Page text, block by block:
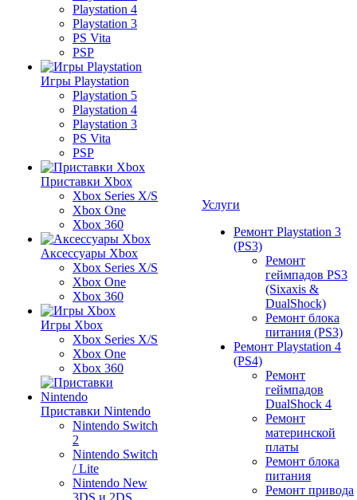
Playstation 4
Playstation 3
PS Vita
PSP
Игры Playstation
Playstation 5
Playstation 4
Playstation 3
PS Vita
PSP
Приставки Xbox
Xbox Series X/S
Xbox One
Xbox 360
Аксессуары Xbox
Xbox Series X/S
Xbox One
Xbox 360
Игры Xbox
Xbox Series X/S
Xbox One
Xbox 360
Приставки Nintendo
Nintendo Switch
2
Nintendo Switch
/ Lite
Nintendo New
3DS и 2DS
Услуги
Ремонт Playstation 3
(PS3)
Ремонт
геймпадов PS3
(Sixaxis &
DualShock)
Ремонт блока
питания (PS3)
Ремонт Playstation 4
(PS4)
Ремонт
геймпадов
DualShock 4
Ремонт
материнской
платы
Ремонт блока
питания
Ремонт привода